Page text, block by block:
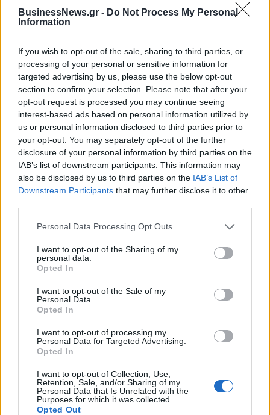
BusinessNews.gr - Do Not Process My Personal
Information
If you wish to opt-out of the sale, sharing to third parties, or
processing of your personal or sensitive information for
targeted advertising by us, please use the below opt-out
section to confirm your selection. Please note that after your
opt-out request is processed you may continue seeing
interest-based ads based on personal information utilized by
us or personal information disclosed to third parties prior to
your opt-out. You may separately opt-out of the further
disclosure of your personal information by third parties on the
IAB’s list of downstream participants. This information may
also be disclosed by us to third parties on the IAB’s List of
Downstream Participants that may further disclose it to other
Personal Data Processing Opt Outs
I want to opt-out of the Sharing of my
personal data.
Opted In
I want to opt-out of the Sale of my
Personal Data.
Opted In
I want to opt-out of processing my
Personal Data for Targeted Advertising.
Opted In
I want to opt-out of Collection, Use,
Retention, Sale, and/or Sharing of my
Personal Data that Is Unrelated with the
Purposes for which it was collected.
Opted Out
στην Ισλανδία για την 5η θέση
στο Ευρωμπάσκετ (live stream)
Η Κέλσι Μίτσελ έγραψε ιστορία
στη νίκη της Ιντιάνα επί του
Ελληνική Αναπτυξιακή Τράπεζα: Με «προίκα» 2 δισ. ευρώ ανοίγει
δρόμο για δάνεια έως 5 δισ. σε μικρομεσαίες
Β.Σ. Καρούλιας: Τζίρος 98,7
εκατ. ευρώ και αύξηση κερδών
57% - Τα νέα στοιχήματα σε
low & non alcohol
Deloitte Ελλάδος:
Χρηματοοικονομικός
σύμβουλος της ΔΕΗ για την
είσοδο στην πολωνική αγορά
ενέργειας
18.990 ευρώ
συνεχίζουν μαζί: Ανανέωση της
συνεργασίας τους μέχρι το
FTSE4Good